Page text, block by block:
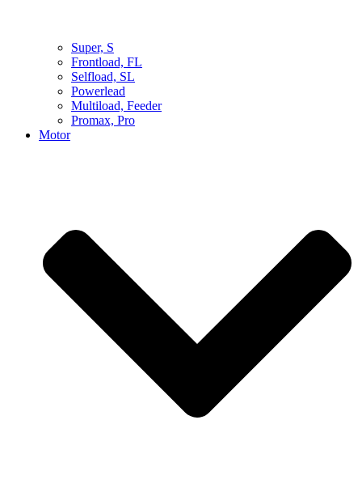
Super, S
Frontload, FL
Selfload, SL
Powerlead
Multiload, Feeder
Promax, Pro
Motor